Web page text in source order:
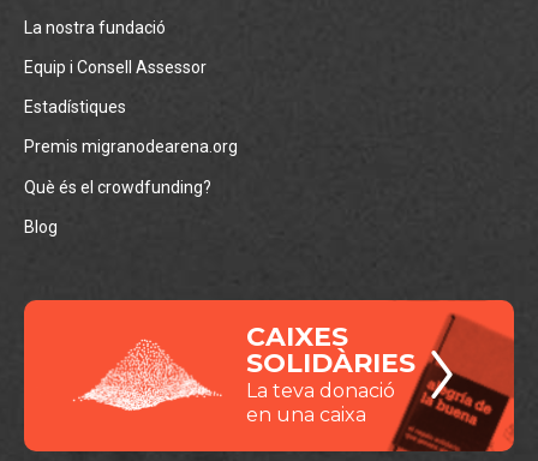
La nostra fundació
Equip i Consell Assessor
Estadístiques
Premis migranodearena.org
Què és el crowdfunding?
Blog
CAIXES
SOLIDÀRIES
La teva donació
en una caixa